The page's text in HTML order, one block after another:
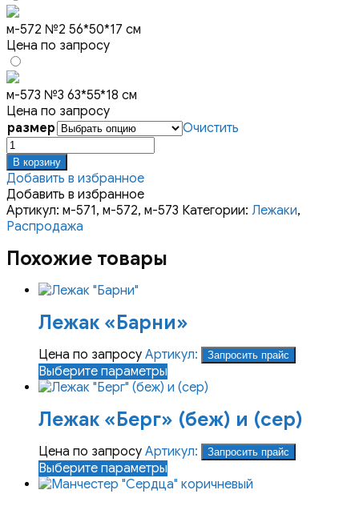
м-572 №2 56*50*17 см
Цена по запросу
м-573 №3 63*55*18 см
Цена по запросу
размер
Очистить
Количество
товара
Лежак
"Грин"
В корзину
Добавить в избранное
Добавить в избранное
Артикул: м-571, м-572, м-573 Категории: Лежаки,
Распродажа
Похожие товары
Лежак «Барни»
Цена по запросу Артикул: Запросить прайс
Выберите параметры
товар
несколько
вариаций.
Опции
выбрать
Лежак «Берг» (беж) и (сер)
Цена по запросу Артикул: Запросить прайс
Выберите параметры
товар